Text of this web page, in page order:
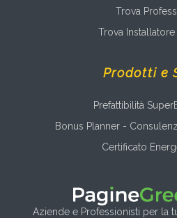
Trova
Trova
Prodotti e
Prefattibilità
Bonus Planner -
Certificato
Aziende e Professionisti per la